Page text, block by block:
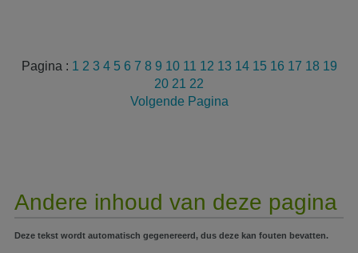
Pagina : 1 2 3 4 5 6 7 8 9 10 11 12 13 14 15 16 17 18 19
20 21 22
Volgende Pagina
Andere inhoud van deze pagina
Deze tekst wordt automatisch gegenereerd, dus deze kan fouten bevatten.